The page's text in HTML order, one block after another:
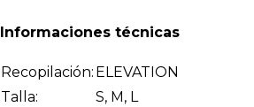
Informaciones técnicas
Recopilación: ELEVATION
Talla:
S, M, L